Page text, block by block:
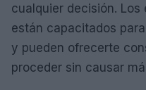
cualquier decisión.
están capacitados
y pueden ofrecerte
proceder sin causar